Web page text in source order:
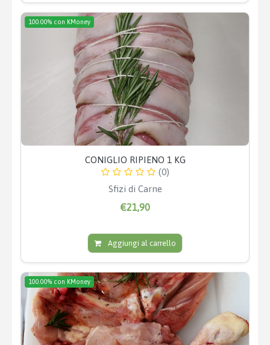
100.00% con KMoney
CONIGLIO RIPIENO 1 KG
(0)
Sfizi di Carne
€21,90
Aggiungi al carrello
100.00% con KMoney